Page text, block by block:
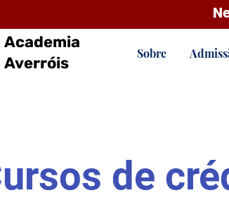
Academia
Averróis
Sobre
de